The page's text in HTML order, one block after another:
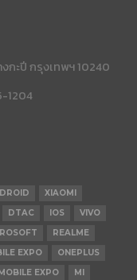
งกะปี กรุงเทพฯ 10240
1204
XIAOMI
DTAC IOS
VIVO
REALME
EXPO
ONEPLUS
EXPO
MI